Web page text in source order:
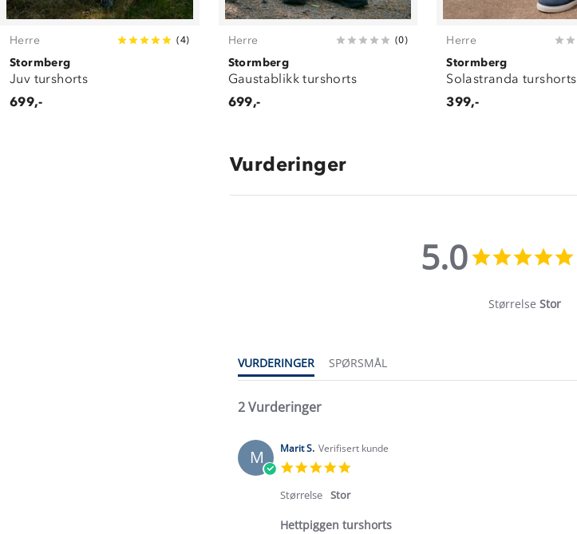
Herre (4)
Stormberg
Juv turshorts
699,-
Herre (0)
Stormberg
Gaustablikk turshorts
699,-
Herre
Stormberg
Solastranda turshorts
399,-
Vurderinger
5.0
Størrelse Stor
VURDERINGER
SPØRSMÅL
2 Vurderinger
M Marit S. Verifisert kunde
Størrelse Stor
Hettpiggen turshorts